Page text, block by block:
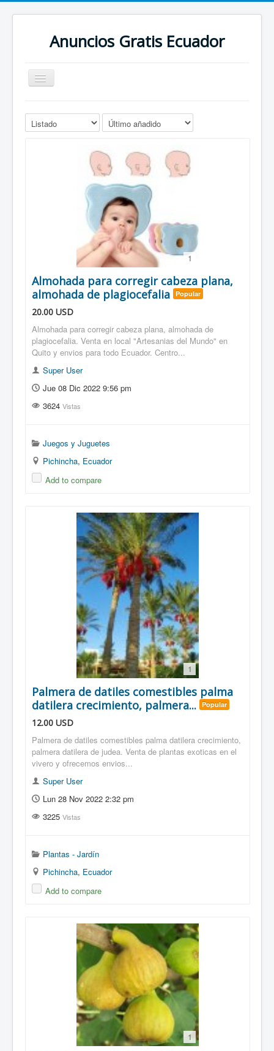
Anuncios Gratis Ecuador
Cambiar
navegación
Todas categorias
Publicar Anuncio
1
Almohada para corregir cabeza plana,
almohada de plagiocefalia Popular
20.00 USD
Almohada para corregir cabeza plana, almohada de
plagiocefalia. Venta en local "Artesanias del Mundo" en
Quito y envios para todo Ecuador. Centro...
Super User
Jue 08 Dic 2022 9:56 pm
3624 Vistas
Juegos y Juguetes
Pichincha, Ecuador
Add to compare
1
Palmera de datiles comestibles palma
datilera crecimiento, palmera... Popular
12.00 USD
Palmera de datiles comestibles palma datilera crecimiento,
palmera datilera de judea. Venta de plantas exoticas en el
vivero y ofrecemos envios...
Super User
Lun 28 Nov 2022 2:32 pm
3225 Vistas
Plantas - Jardín
Pichincha, Ecuador
Add to compare
1